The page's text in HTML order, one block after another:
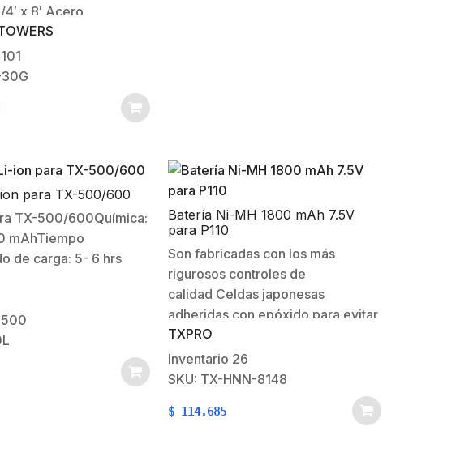
x 8′ Acero
por inmersión en
Exterior.*Para
Los colores de los
pueden cambiar para
101
para TX-500/600
TX-500/600Química:
mAhTiempo
de carga: 5- 6 hrs
500
Batería Ni-MH 1800 mAh 7.5V
para P110
Son fabricadas con los más
rigurosos controles de
calidad Celdas japonesas
adheridas con epóxido para evitar
vibraciones o
movimiento.Carcasas más fuertes
de ABS puro sin reciclaje y
selladas con soldadora sónicaUna
construcción resistente a caídas y
TXPRO
Inventario 26
SKU: TX-HNN-8148
$ 114.685